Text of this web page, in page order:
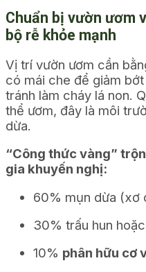
Chuẩn bị vườn ươm
bộ rễ khỏe mạnh
Vị trí vườn ươm cần
có mái che để giảm
tránh làm cháy lá non.
thể ươm, đây là môi
dừa.
“Công thức vàng”
gia khuyến nghị:
60% mụn dừa (xơ
30% trấu hun
10% phân hữu cơ